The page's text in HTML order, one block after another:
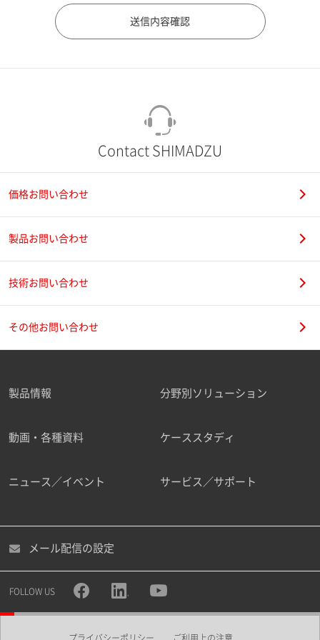
ご勤務先
職種
所属部署
Contact SHIMADZU
価格お問い合わせ
製品お問い合わせ
技術お問い合わせ
その他お問い合わせ
製品情報 分野別ソリューション
動画・各種資料 ケーススタディ
ニュース／イベント サービス／サポート
メール配信の設定
FOLLOW US
プライバシーポリシー ご利用上の注意